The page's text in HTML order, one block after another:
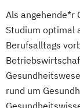
Als angehende*r
Studium optimal
Berufsalltags
rund um